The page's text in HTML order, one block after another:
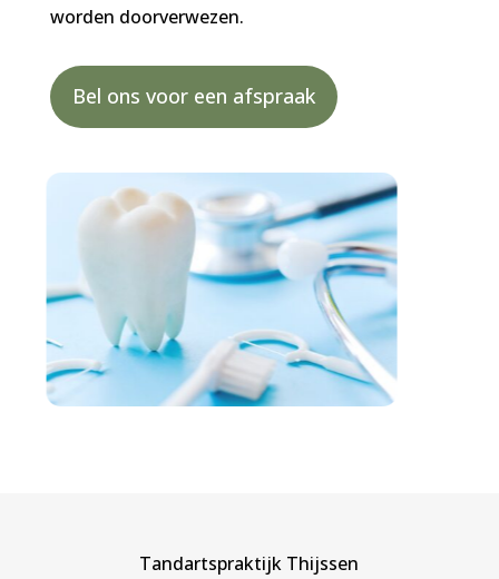
worden doorverwezen.
Bel ons voor een afspraak
Tandartspraktijk Thijssen